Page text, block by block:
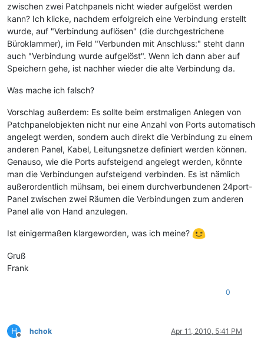
zwischen zwei Patchpanels nicht wieder aufgelöst werden
kann? Ich klicke, nachdem erfolgreich eine Verbindung erstellt
wurde, auf "Verbindung auflösen" (die durchgestrichene
Büroklammer), im Feld "Verbunden mit Anschluss:" steht dann
auch "Verbindung wurde aufgelöst". Wenn ich dann aber auf
Speichern gehe, ist nachher wieder die alte Verbindung da.
Was mache ich falsch?
Vorschlag außerdem: Es sollte beim erstmaligen Anlegen von
Patchpanelobjekten nicht nur eine Anzahl von Ports automatisch
angelegt werden, sondern auch direkt die Verbindung zu einem
anderen Panel, Kabel, Leitungsnetze definiert werden können.
Genauso, wie die Ports aufsteigend angelegt werden, könnte
man die Verbindungen aufsteigend verbinden. Es ist nämlich
außerordentlich mühsam, bei einem durchverbundenen 24port-
Panel zwischen zwei Räumen die Verbindungen zum anderen
Panel alle von Hand anzulegen.
Ist einigermaßen klargeworden, was ich meine?
Gruß
Frank
0
H
Offline
hchok Apr 11, 2010, 5:41 PM